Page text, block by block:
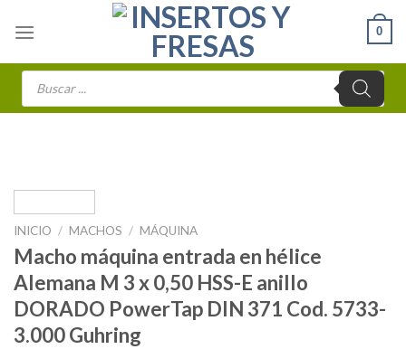
0
Búsqueda
INICIO / MACHOS / MÁQUINA
Macho máquina entrada en hélice
Alemana M 3 x 0,50 HSS-E anillo
DORADO PowerTap DIN 371 Cod. 5733-
3.000 Guhring